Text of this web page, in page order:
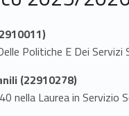
Politiche E Dei
(22910278)
nella Laurea in Servizio